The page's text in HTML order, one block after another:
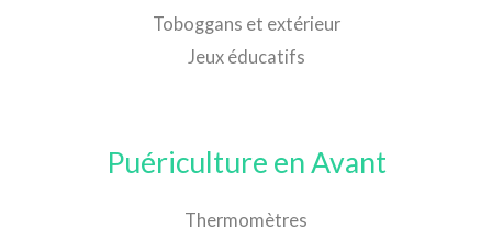
Toboggans et extérieur
Jeux éducatifs
Puériculture en Avant
Thermomètres